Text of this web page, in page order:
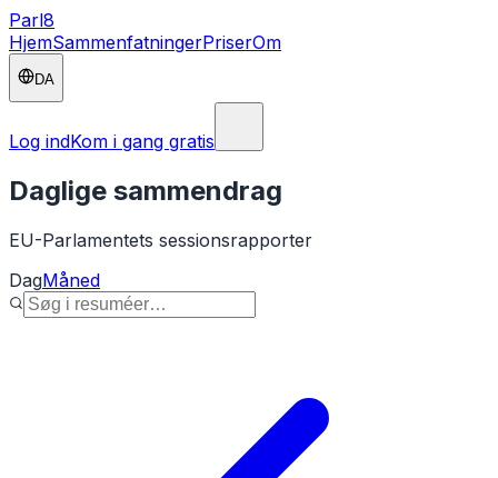
Parl8
HjemSammenfatningerPriserOm
DA
Log indKom i gang gratis
Daglige sammendrag
EU-Parlamentets sessionsrapporter
DagMåned